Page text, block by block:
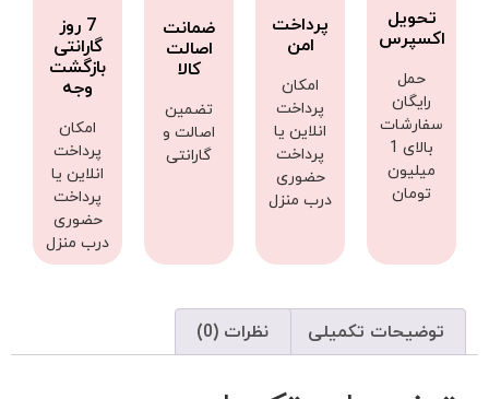
تحویل
اکسپرس
حمل
رایگان
سفارشات
بالای 1
میلیون
تومان
پرداخت
امن
امکان
پرداخت
انلاین یا
پرداخت
حضوری
درب منزل
ضمانت
اصالت
کالا
تضمین
اصالت و
گارانتی
7 روز
گارانتی
بازگشت
وجه
امکان
پرداخت
انلاین یا
پرداخت
حضوری
درب منزل
توضیحات تکمیلی نظرات (0)